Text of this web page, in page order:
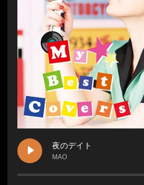
夜のデイト
MAO